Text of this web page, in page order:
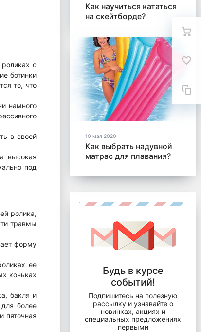
с
ботинки
то, что
намного
в своей
высокая
под
ролика,
травмы
форму
ее
коньках
бакля и
более
пяточная
Как научиться кататься
на скейтборде?
10 мая 2020
Как выбрать надувной
матрас для плавания?
Будь в курсе
событий!
Подпишитесь на полезную
рассылку и узнавайте о
новинках, акциях и
специальных предложениях
первыми